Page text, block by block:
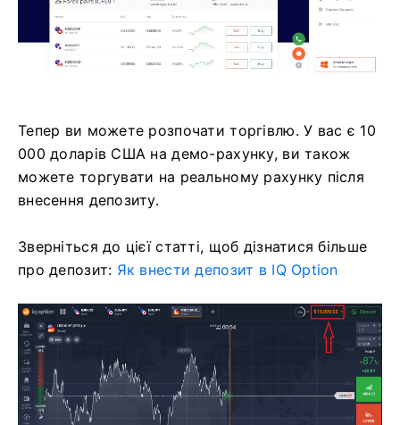
Тепер ви можете розпочати торгівлю. У вас є 10
000 доларів США на демо-рахунку, ви також
можете торгувати на реальному рахунку після
внесення депозиту.
Зверніться до цієї статті, щоб дізнатися більше
про депозит: Як внести депозит в IQ Option